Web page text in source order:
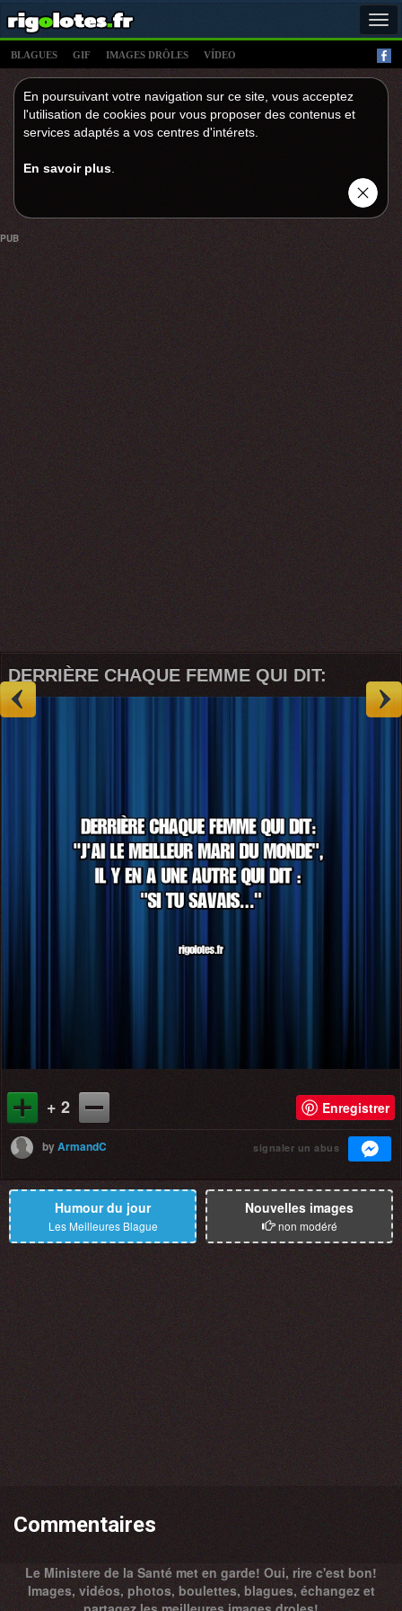
BLAGUES GIF IMAGES DRÔLES VÍDEO
En poursuivant votre navigation sur ce site, vous acceptez
l'utilisation de cookies pour vous proposer des contenus et
services adaptés a vos centres d'intérets.
En savoir plus
PUB
DERRIÈRE CHAQUE FEMME QUI DIT:
+ 2 Enregistrer
byArmandC signaler un abus
Humour du jour
Les Meilleures Blague
Nouvelles images
non modéré
Commentaires
Le Ministere de la Santé met en garde! Oui, rire c'est bon!
Images, vidéos, photos, boulettes, blagues, échangez et